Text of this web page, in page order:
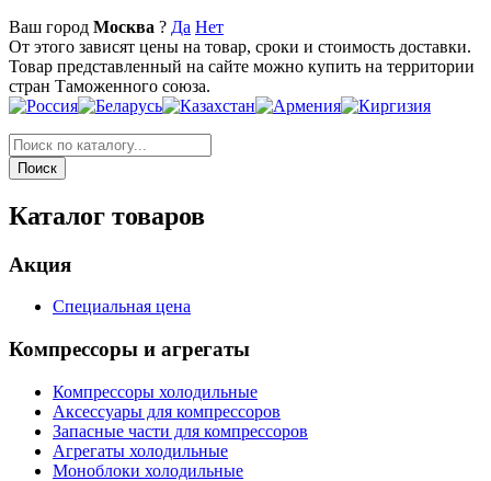
Ваш город Москва ? Да Нет
От этого зависят цены на товар, сроки и стоимость доставки.
Товар представленный на сайте можно купить на территории
стран Таможенного союза.
Каталог товаров
Акция
Специальная цена
Компрессоры и агрегаты
Компрессоры холодильные
Аксессуары для компрессоров
Запасные части для компрессоров
Агрегаты холодильные
Моноблоки холодильные